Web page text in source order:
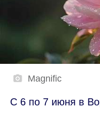
Magnific
С 6 по 7 июня в